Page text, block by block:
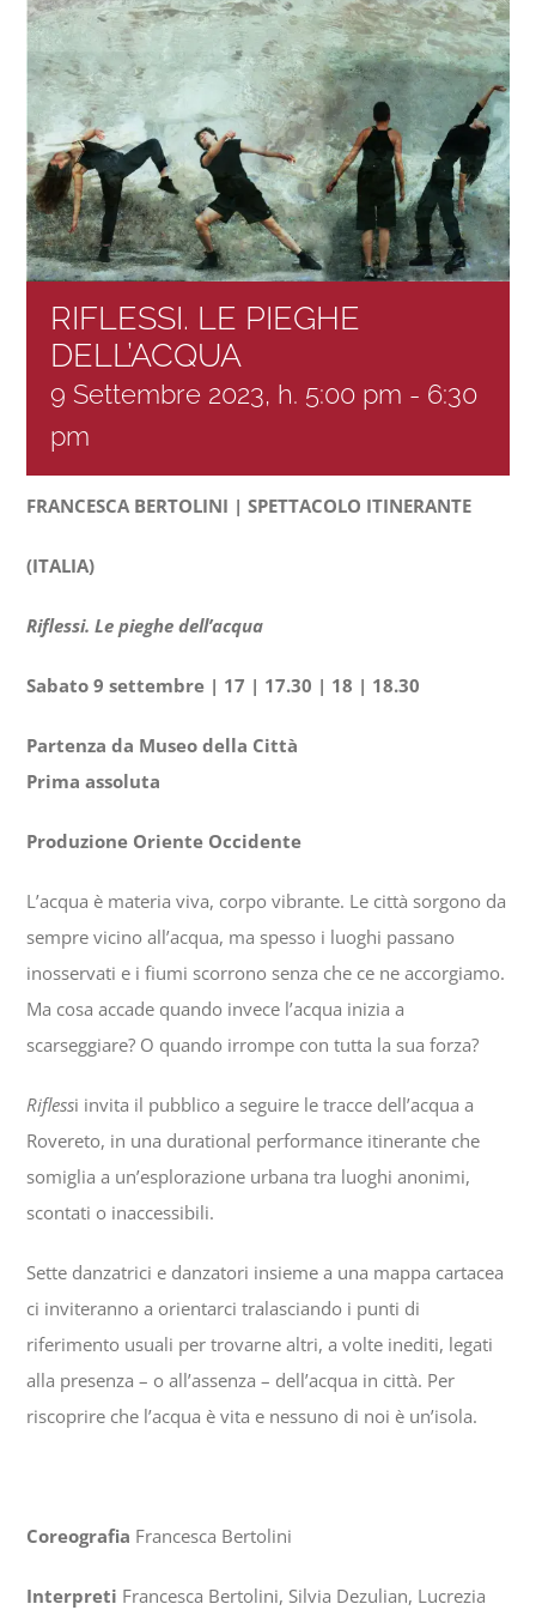
Settimana Civica
RIFLESSI. LE PIEGHE
DELL’ACQUA
9 Settembre 2023, h. 5:00 pm - 6:30
pm
FRANCESCA BERTOLINI |SPETTACOLO ITINERANTE
(ITALIA)
Riflessi. Le pieghe dell’acqua
Sabato 9 settembre | 17 | 17.30 | 18 | 18.30
Partenza da Museo della Città
Prima assoluta
Produzione Oriente Occidente
L’acqua è materia viva, corpo vibrante. Le città sorgono da
sempre vicino all’acqua, ma spesso i luoghi passano
inosservati e i fiumi scorrono senza che ce ne accorgiamo.
Ma cosa accade quando invece l’acqua inizia a
scarseggiare? O quando irrompe con tutta la sua forza?
Riflessi invita il pubblico a seguire le tracce dell’acqua a
Rovereto, in una durational performance itinerante che
somiglia a un’esplorazione urbana tra luoghi anonimi,
scontati o inaccessibili.
Sette danzatrici e danzatori insieme a una mappa cartacea
ci inviteranno a orientarci tralasciando i punti di
riferimento usuali per trovarne altri, a volte inediti, legati
alla presenza – o all’assenza – dell’acqua in città. Per
riscoprire che l’acqua è vita e nessuno di noi è un’isola.
Coreografia Francesca Bertolini
Interpreti Francesca Bertolini, Silvia Dezulian, Lucrezia